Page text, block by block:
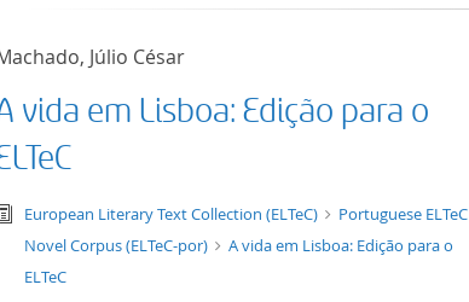
Júlio César
vida em Lisboa: Edição para o
text/tg.edition+tg.aggregation+xml
European Literary Text Collection (ELTeC)
Portuguese ELTeC
Novel Corpus (ELTeC-por)
A vida em Lisboa: Edição para o
ELTeC